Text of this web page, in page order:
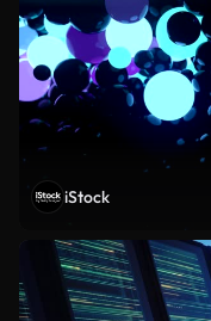
iStock